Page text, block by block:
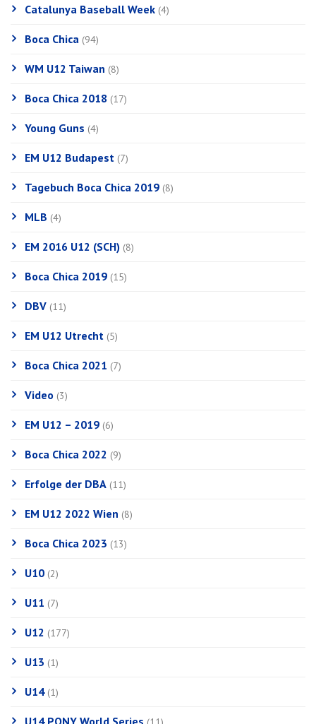
Catalunya Baseball Week (4)
Boca Chica (94)
WM U12 Taiwan (8)
Boca Chica 2018 (17)
Young Guns (4)
EM U12 Budapest (7)
Tagebuch Boca Chica 2019 (8)
MLB (4)
EM 2016 U12 (SCH) (8)
Boca Chica 2019 (15)
DBV (11)
EM U12 Utrecht (5)
Boca Chica 2021 (7)
Video (3)
EM U12 – 2019 (6)
Boca Chica 2022 (9)
Erfolge der DBA (11)
EM U12 2022 Wien (8)
Boca Chica 2023 (13)
U10 (2)
U11 (7)
U12 (177)
U13 (1)
U14(1)